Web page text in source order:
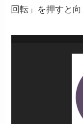
回転」を押すと